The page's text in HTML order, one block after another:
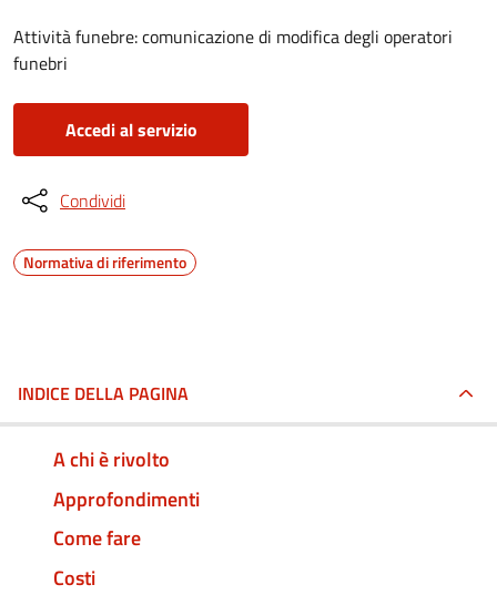
Attività funebre: comunicazione di modifica degli operatori
funebri
Accedi al servizio
Condividi
Normativa di riferimento
INDICE DELLA PAGINA
A chi è rivolto
Approfondimenti
Come fare
Costi